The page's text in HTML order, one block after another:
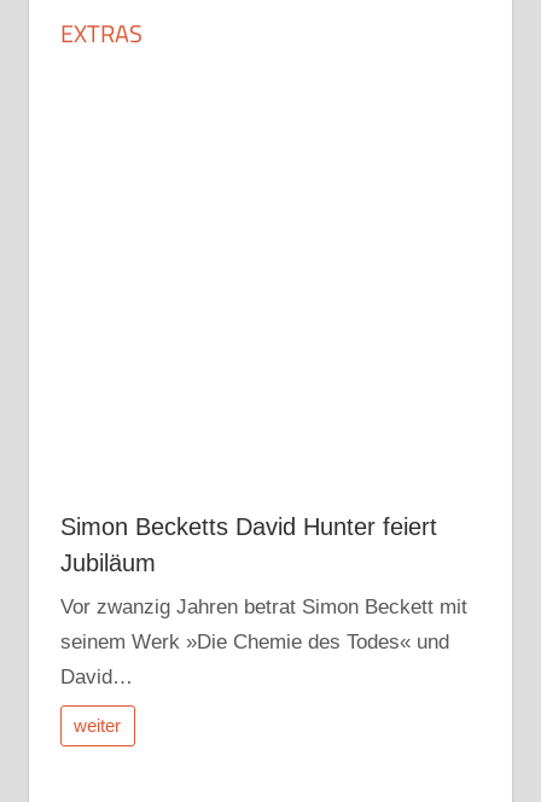
EXTRAS
Simon Becketts David Hunter feiert
Jubiläum
Vor zwanzig Jahren betrat Simon Beckett mit
seinem Werk »Die Chemie des Todes« und
David…
weiter